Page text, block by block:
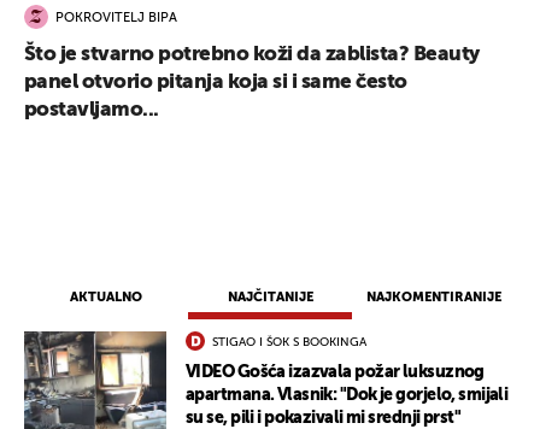
AKTUALNO NAJČITANIJE NAJKOMENTIRANIJE
STIGAO I ŠOK S BOOKINGA
VIDEO Gošća izazvala požar luksuznog
apartmana. Vlasnik: "Dok je gorjelo, smijali
su se, pili i pokazivali mi srednji prst"
POKROVITELJ BIPA
Što je stvarno potrebno koži da zablista? Beauty
panel otvorio pitanja koja si i same često
postavljamo...